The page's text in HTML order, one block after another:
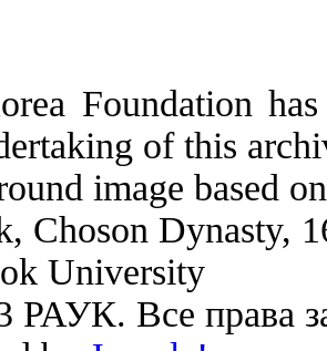
Foundation
of this
image based
Choson Dynasty,
University
РАУК. Все права